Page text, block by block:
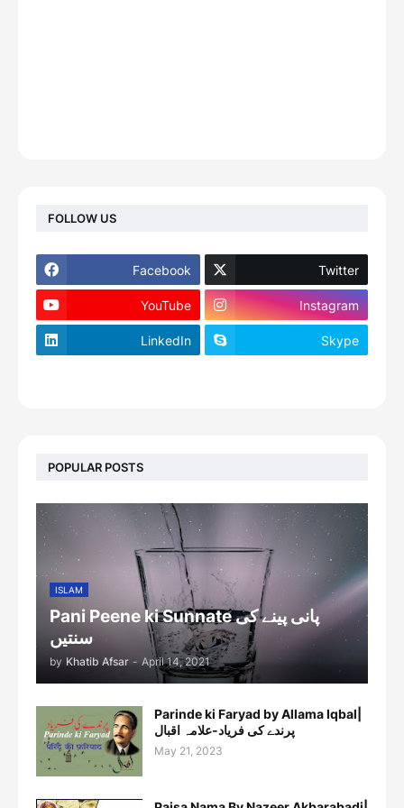
FOLLOW US
Facebook Twitter
YouTube Instagram
LinkedIn Skype
POPULAR POSTS
ISLAM
Pani Peene ki Sunnate پانی پینے کی
سنتیں
by Khatib Afsar - April 14, 2021
Parinde ki Faryad by Allama Iqbal|
پرندے کی فریاد-علامہ اقبال
May 21, 2023